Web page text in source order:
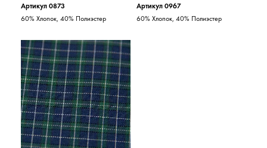
Артикул 0873
60% Хлопок, 40% Полиэстер
Артикул 0967
60% Хлопок, 40% Полиэстер